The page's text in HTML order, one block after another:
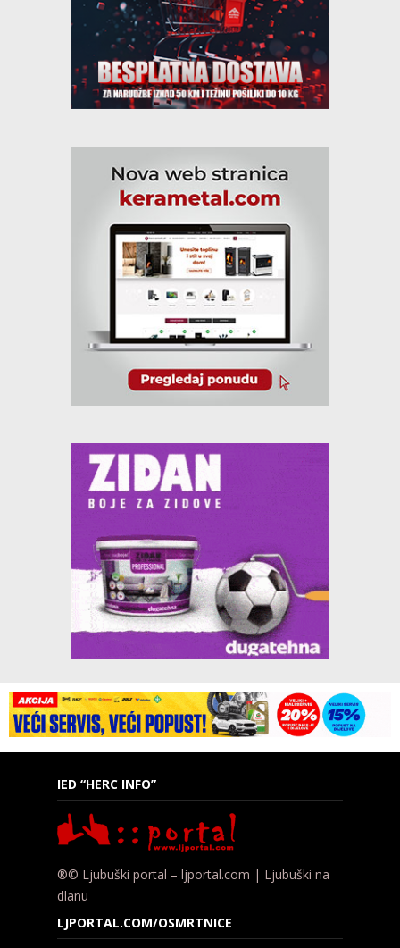
IED “HERC INFO”
®© Ljubuški portal – ljportal.com | Ljubuški na
dlanu
LJPORTAL.COM/OSMRTNICE